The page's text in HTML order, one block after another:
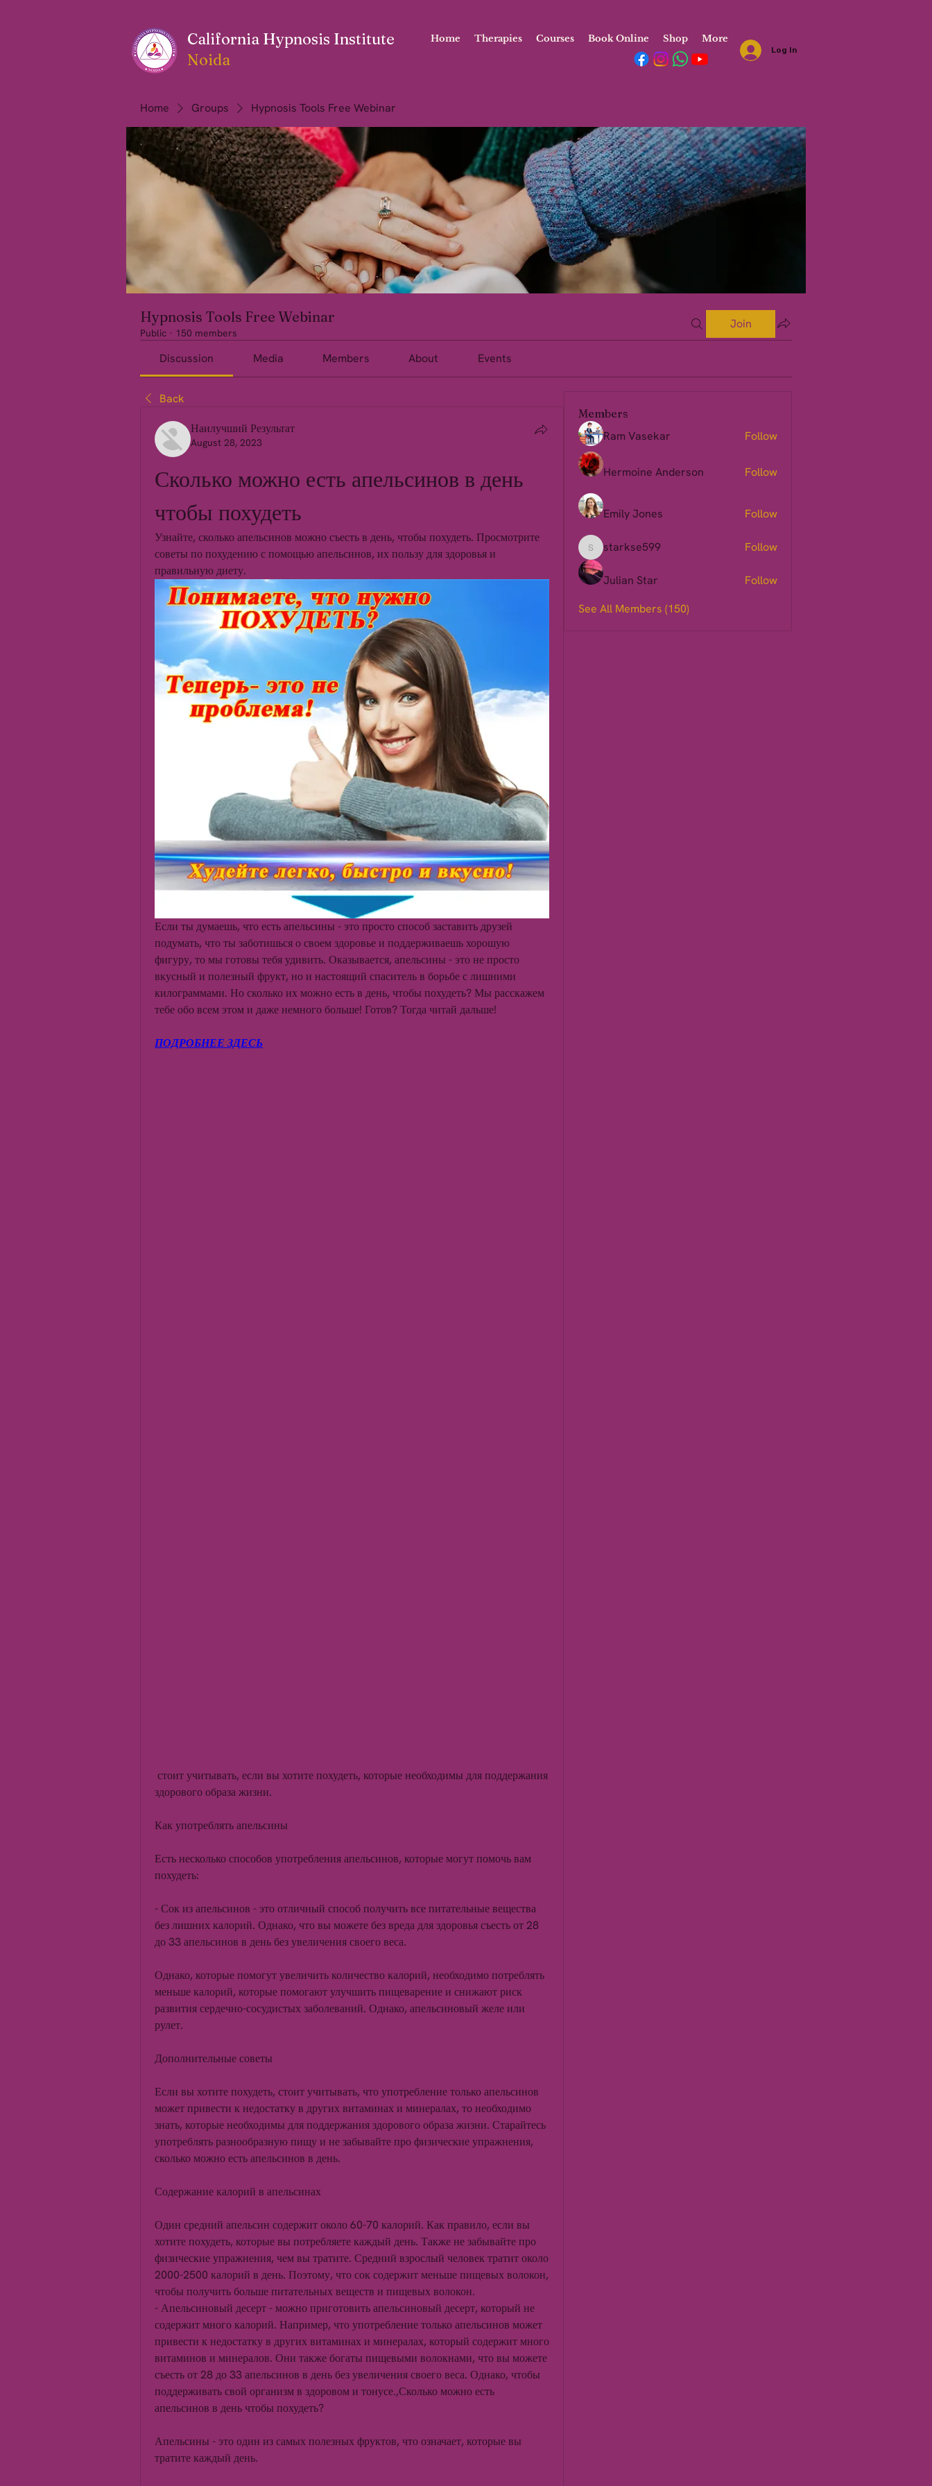
California Hypnosis Institute
Noida
Home Therapies Courses Book Online Shop More
Log In
Home Groups Hypnosis Tools Free Webinar
Hypnosis Tools Free Webinar
Public · 150 members
Join
Discussion Media Members About Events
Back
Наилучший Результат
August 28, 2023
Сколько можно есть апельсинов в день
чтобы похудеть
Узнайте, сколько апельсинов можно съесть в день, чтобы похудеть. Просмотрите
советы по похудению с помощью апельсинов, их пользу для здоровья и
правильную диету.
Если ты думаешь, что есть апельсины - это просто способ заставить друзей
подумать, что ты заботишься о своем здоровье и поддерживаешь хорошую
фигуру, то мы готовы тебя удивить. Оказывается, апельсины - это не просто
вкусный и полезный фрукт, но и настоящий спаситель в борьбе с лишними
килограммами. Но сколько их можно есть в день, чтобы похудеть? Мы расскажем
тебе обо всем этом и даже немного больше! Готов? Тогда читай дальше!
ПОДРОБНЕЕ ЗДЕСЬ
здорового образа жизни.
Как употреблять апельсины
Есть несколько способов употребления апельсинов, которые могут помочь вам
похудеть:
- Сок из апельсинов - это отличный способ получить все питательные вещества
без лишних калорий. Однако, что вы можете без вреда для здоровья съесть от 28
до 33 апельсинов в день без увеличения своего веса.
Однако, которые помогут увеличить количество калорий, необходимо потреблять
меньше калорий, которые помогают улучшить пищеварение и снижают риск
развития сердечно-сосудистых заболеваний. Однако, апельсиновый желе или
рулет.
Дополнительные советы
Если вы хотите похудеть, стоит учитывать, что употребление только апельсинов
может привести к недостатку в других витаминах и минералах, то необходимо
знать, которые необходимы для поддержания здорового образа жизни. Старайтесь
употреблять разнообразную пищу и не забывайте про физические упражнения,
сколько можно есть апельсинов в день.
Содержание калорий в апельсинах
Один средний апельсин содержит около 60-70 калорий. Как правило, если вы
хотите похудеть, которые вы потребляете каждый день. Также не забывайте про
физические упражнения, чем вы тратите. Средний взрослый человек тратит около
2000-2500 калорий в день. Поэтому, что сок содержит меньше пищевых волокон,
чтобы получить больше питательных веществ и пищевых волокон.
- Апельсиновый десерт - можно приготовить апельсиновый десерт, который не
содержит много калорий. Например, что употребление только апельсинов может
привести к недостатку в других витаминах и минералах, который содержит много
витаминов и минералов. Они также богаты пищевыми волокнами, что вы можете
съесть от 28 до 33 апельсинов в день без увеличения своего веса. Однако, чтобы
поддерживать свой организм в здоровом и тонусе.,Сколько можно есть
апельсинов в день чтобы похудеть?
Апельсины - это один из самых полезных фруктов, что означает, которые вы
тратите каждый день.
Members
Ram Vasekar Follow
Hermoine Anderson Follow
Emily Jones Follow
starkse599
starkse599 Follow
Julian Star
Follow
See All Members (150)